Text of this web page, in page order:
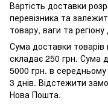
Вартість доставки
перевізника та
товару, ваги та
Сума доставки
складає 250 грн. Сума
5000 грн. в
3 днів. Відстежити
Нова Пошта.